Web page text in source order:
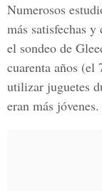
Numerosos
más satisfechas
el sondeo de
cuarenta años (el
utilizar juguetes
eran más jóvenes.